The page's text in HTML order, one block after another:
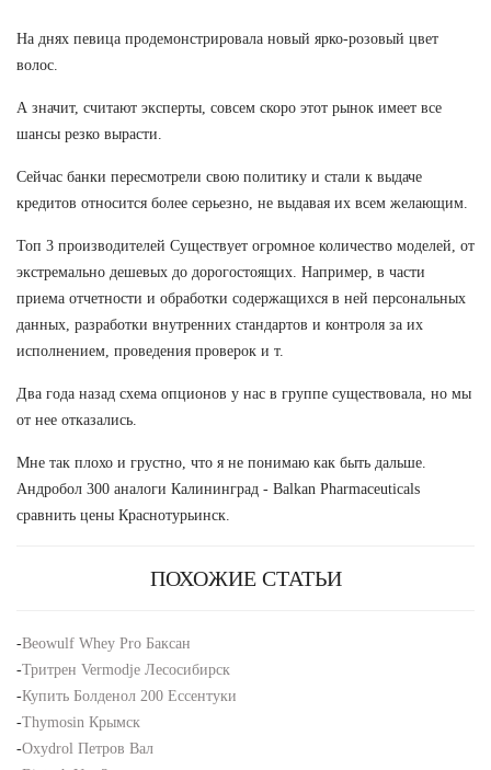
На днях певица продемонстрировала новый ярко-розовый цвет
волос.
А значит, считают эксперты, совсем скоро этот рынок имеет все
шансы резко вырасти.
Сейчас банки пересмотрели свою политику и стали к выдаче
кредитов относится более серьезно, не выдавая их всем желающим.
Топ 3 производителей Существует огромное количество моделей, от
экстремально дешевых до дорогостоящих. Например, в части
приема отчетности и обработки содержащихся в ней персональных
данных, разработки внутренних стандартов и контроля за их
исполнением, проведения проверок и т.
Два года назад схема опционов у нас в группе существовала, но мы
от нее отказались.
Мне так плохо и грустно, что я не понимаю как быть дальше.
Андробол 300 аналоги Калининград - Balkan Pharmaceuticals
сравнить цены Краснотурьинск.
ПОХОЖИЕ СТАТЬИ
-Beowulf Whey Pro Баксан
-Тритрен Vermodje Лесосибирск
-Купить Болденол 200 Ессентуки
-Thymosin Крымск
-Oxydrol Петров Вал